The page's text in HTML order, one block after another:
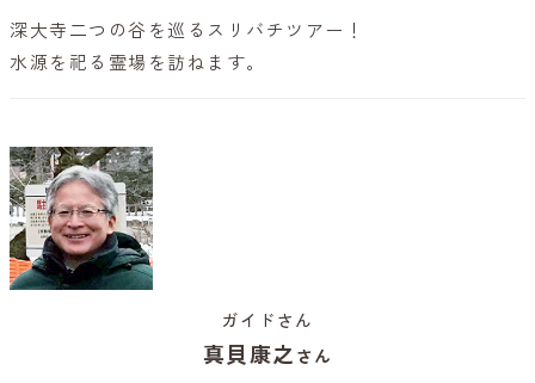
深大寺二つの谷を巡るスリバチツアー！
水源を祀る霊場を訪ねます。
ガイドさん
真貝康之 さん